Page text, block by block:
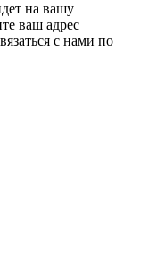
на вашу
ваш адрес
с нами по